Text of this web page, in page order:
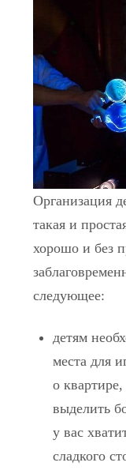
Организация
такая и
хорошо и без
следующее:
детям
места для
о
выделить
у вас
сладкого